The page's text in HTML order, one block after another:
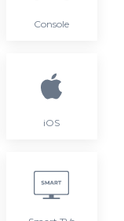
Console
iOS